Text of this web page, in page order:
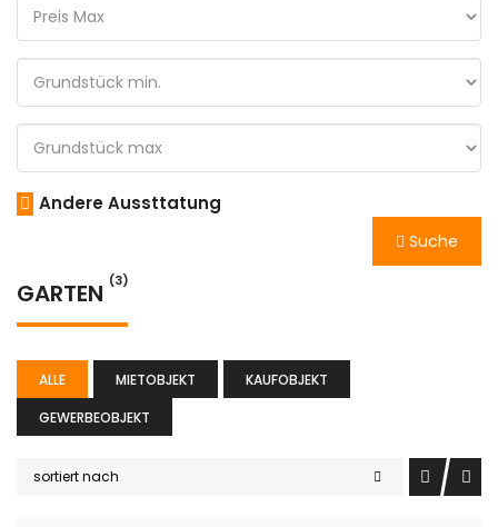
Andere Aussttatung
Suche
GARTEN (3)
ALLE MIETOBJEKT
KAUFOBJEKT
GEWERBEOBJEKT
sortiert nach